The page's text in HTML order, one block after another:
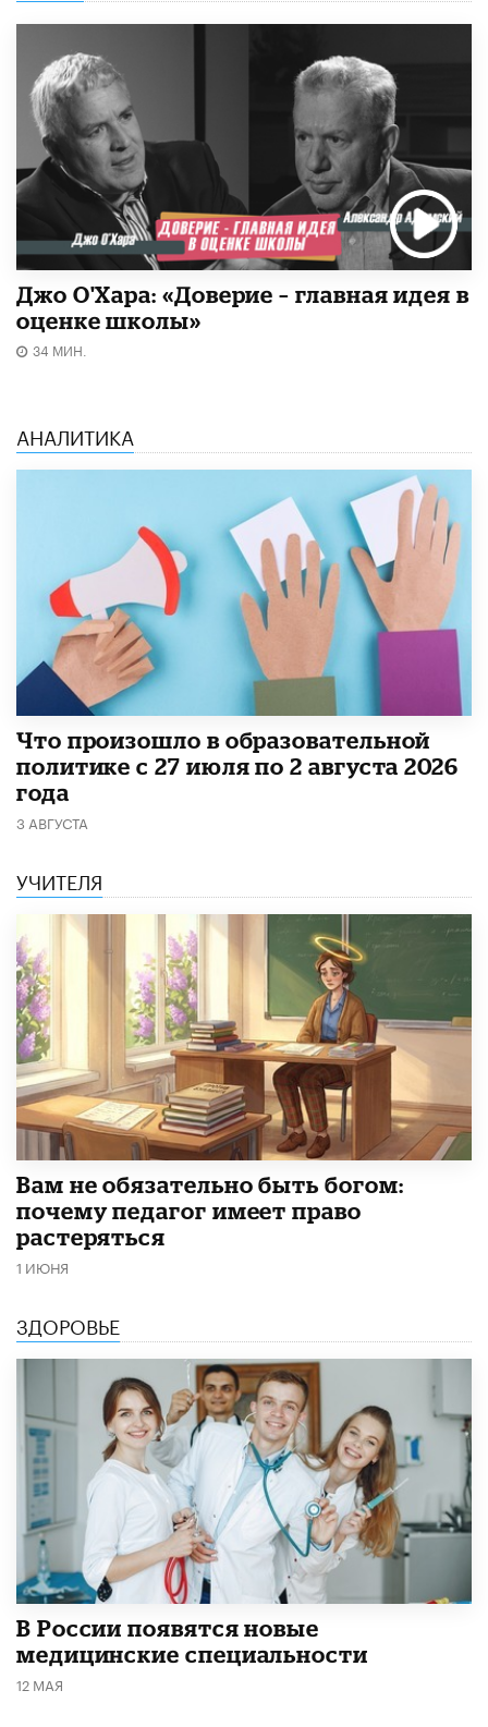
Джо О'Хара: «Доверие – главная идея в
оценке школы»
34 МИН.
АНАЛИТИКА
​Что произошло в образовательной
политике с 27 июля по 2 августа 2026
года
3 АВГУСТА
УЧИТЕЛЯ
​Вам не обязательно быть богом:
почему педагог имеет право
растеряться
1 ИЮНЯ
ЗДОРОВЬЕ
В России появятся новые
медицинские специальности
12 МАЯ